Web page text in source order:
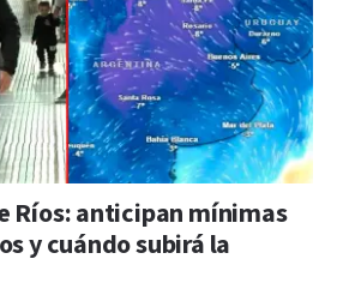
Ríos: anticipan mínimas
y cuándo subirá la